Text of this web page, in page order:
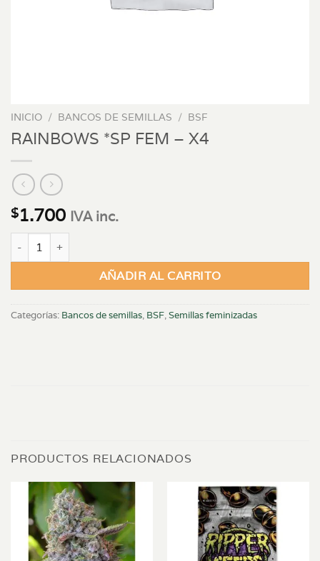
INICIO / BANCOS DE SEMILLAS / BSF
RAINBOWS *SP FEM – X4
$1.700 IVA inc.
RAINBOWS *SP FEM - X4 cantidad
AÑADIR AL CARRITO
Categorías: Bancos de semillas, BSF,Semillas feminizadas
PRODUCTOS RELACIONADOS